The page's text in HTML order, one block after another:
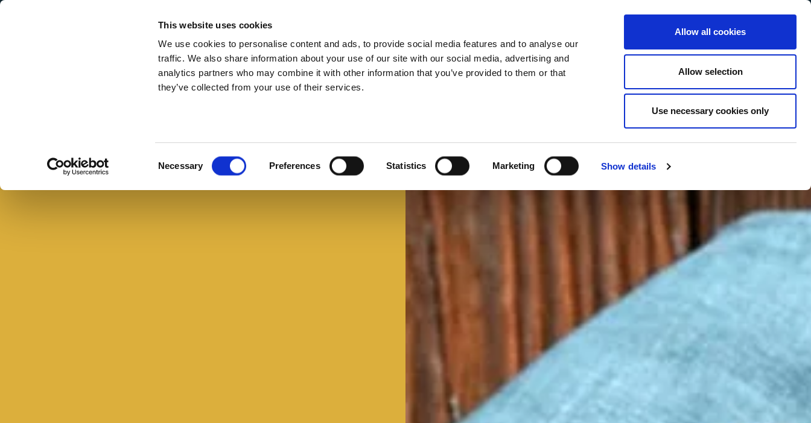
This website uses cookies
We use cookies to personalise content and ads, to provide social media features and to analyse our
traffic. We also share information about your use of our site with our social media, advertising and
analytics partners who may combine it with other information that you’ve provided to them or that
they’ve collected from your use of their services.
Necessary Preferences Statistics Marketing Show details
Allow all cookies
Allow selection
Use necessary cookies only
Select your language
Italian
Service Menu
patate
e